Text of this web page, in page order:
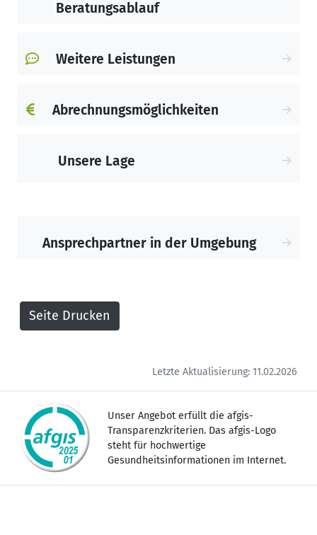
Beratungsablauf
Weitere Leistungen
Abrechnungsmöglichkeiten
Unsere Lage
Ansprechpartner in der Umgebung
Letzte Aktualisierung: 11.02.2026
Unser Angebot erfüllt die afgis-
Transparenzkriterien. Das afgis-Logo
steht für hochwertige
Gesundheitsinformationen im Internet.